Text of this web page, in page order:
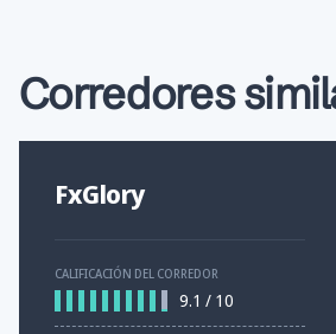
Corredores
FxGlory
CALIFICACIÓN DEL CORREDOR
9.1 / 10